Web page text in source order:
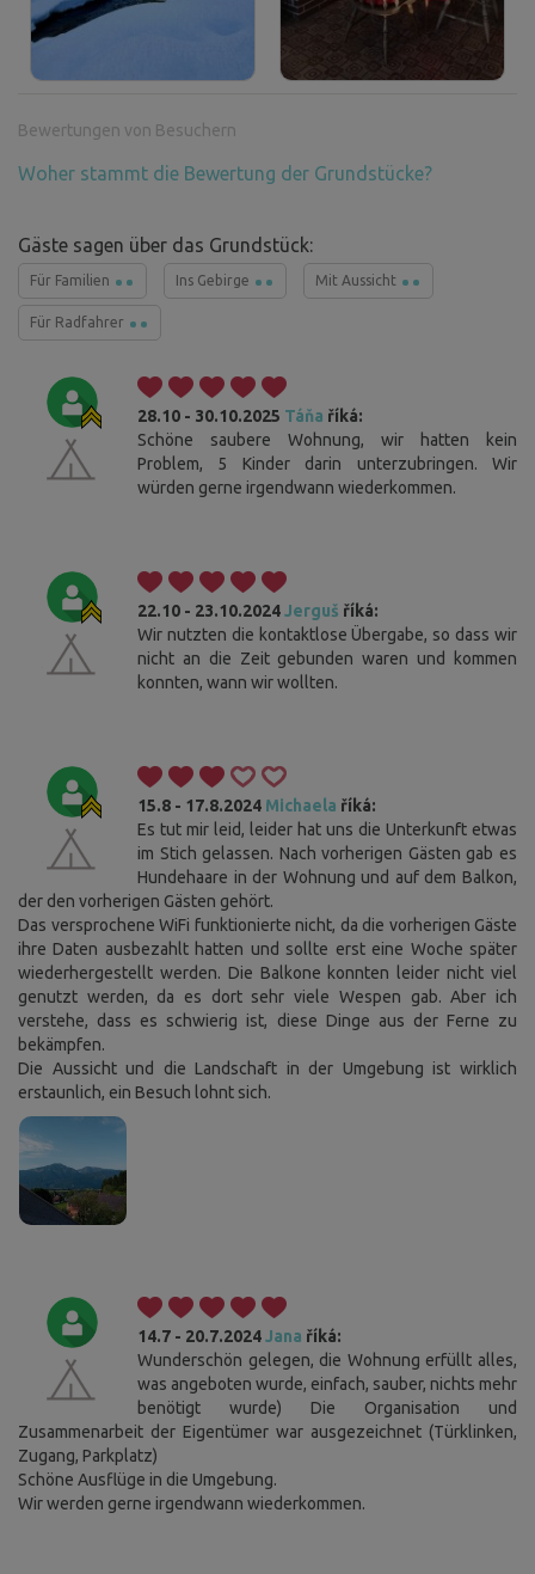
Bewertungen von Besuchern
Woher stammt die Bewertung der Grundstücke?
Gäste sagen über das Grundstück:
Für Familien Ins Gebirge Mit Aussicht
Für Radfahrer
28.10 - 30.10.2025 Táňa říká:
Schöne saubere Wohnung, wir hatten kein
Problem, 5 Kinder darin unterzubringen. Wir
würden gerne irgendwann wiederkommen.
22.10 - 23.10.2024Jerguš říká:
Wir nutzten die kontaktlose Übergabe, so dass wir
nicht an die Zeit gebunden waren und kommen
konnten, wann wir wollten.
15.8 - 17.8.2024 Michaela říká:
Es tut mir leid, leider hat uns die Unterkunft etwas
im Stich gelassen. Nach vorherigen Gästen gab es
Hundehaare in der Wohnung und auf dem Balkon,
der den vorherigen Gästen gehört.
Das versprochene WiFi funktionierte nicht, da die vorherigen Gäste
ihre Daten ausbezahlt hatten und sollte erst eine Woche später
wiederhergestellt werden. Die Balkone konnten leider nicht viel
genutzt werden, da es dort sehr viele Wespen gab. Aber ich
verstehe, dass es schwierig ist, diese Dinge aus der Ferne zu
bekämpfen.
Die Aussicht und die Landschaft in der Umgebung ist wirklich
erstaunlich, ein Besuch lohnt sich.
14.7 - 20.7.2024Jana říká:
Wunderschön gelegen, die Wohnung erfüllt alles,
was angeboten wurde, einfach, sauber, nichts mehr
benötigt wurde) Die Organisation und
Zusammenarbeit der Eigentümer war ausgezeichnet (Türklinken,
Zugang, Parkplatz)
Schöne Ausflüge in die Umgebung.
Wir werden gerne irgendwann wiederkommen.